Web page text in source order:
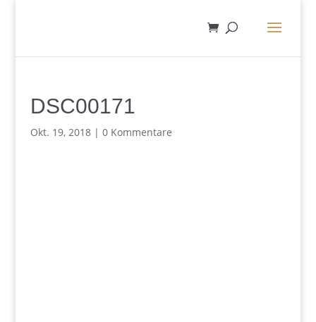
DSC00171
Okt. 19, 2018| 0 Kommentare